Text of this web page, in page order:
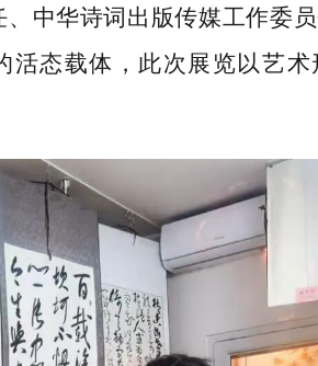
、中华诗词出版传媒工作委
活态载体，此次展览以艺